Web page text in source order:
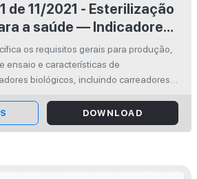
a saúde — Indicadores
1: Requisitos gerais
os requisitos gerais para produção,
ensaio e características de
biológicos, incluindo carreadores
DOWNLOAD